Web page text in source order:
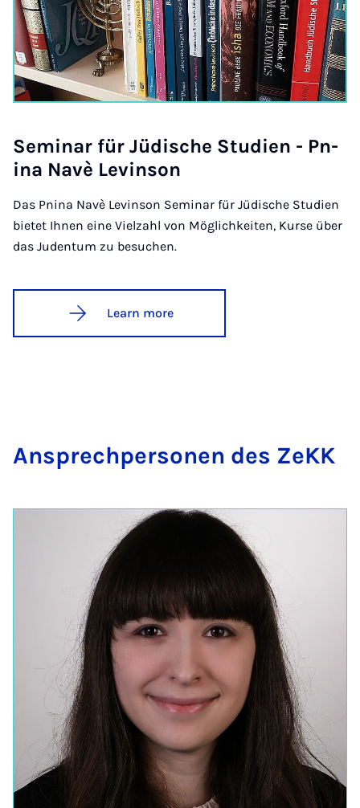
Sem­in­ar für Jüdis­che Stud­i­en - Pn­
ina Navè Lev­in­son
Das Pnina Navè Levinson Seminar für Jüdische Studien
bietet Ihnen eine Vielzahl von Möglichkeiten, Kurse über
das Judentum zu besuchen.
Learn more
An­s­prech­per­son­en des ZeKK